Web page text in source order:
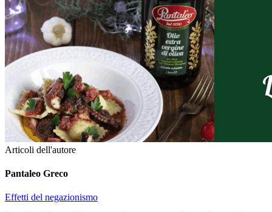
Articoli dell'autore
Pantaleo Greco
Effetti del negazionismo